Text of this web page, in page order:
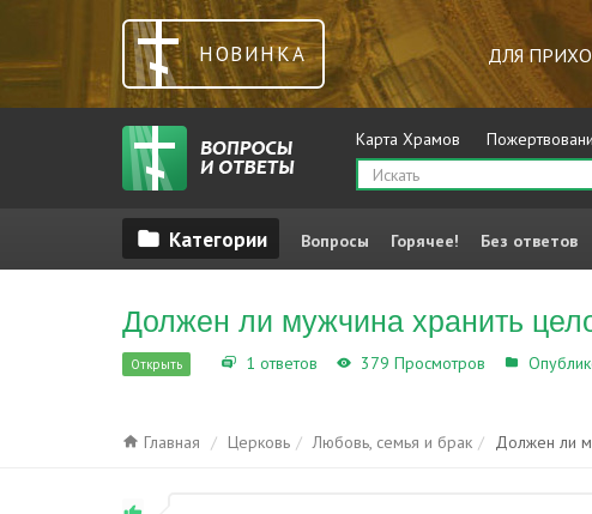
НОВИНКА ДЛЯ
Карта Храмов
Вопросы Горячее! Без ответов
Должен ли мужчина хранить
Открыть 1 ответов 379 Просмотров
Главная Церковь Любовь, семья и брак Должен ли